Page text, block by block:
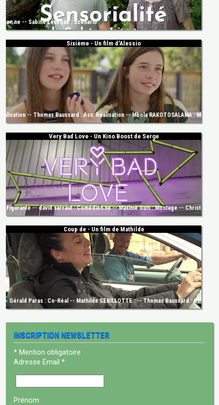
-- Sabine Lévèque : Scénario
Sixième - Un film d'Alessio
-- Thomas Baussard : Ass. Réalisation -- Mbola RAKOTOSALAMA :
Very Bad Love - Un Kino Boost de Serge
-- david sarraut : Comédien.ne -- Maxime Guis : Montage -- Christine
Coup de - Un film de Mathilde
Paras : Co-Réal -- Mathilde SEBILLOTTE : -- Thomas Baussard : Ass.
INSCRIPTION NEWSLETTER
* Mention obligatoire
Adresse Email *
Prénom